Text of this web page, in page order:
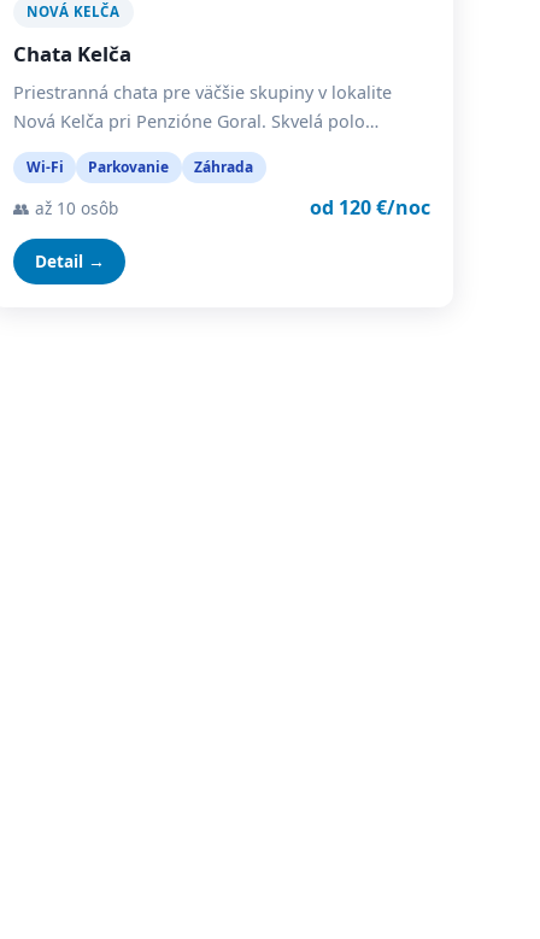
NOVÁ KELČA
Chata Kelča
Priestranná chata pre väčšie skupiny v lokalite
Nová Kelča pri Penzióne Goral. Skvelá polo…
Wi-Fi Parkovanie Záhrada
👥 až 10 osôb od 120 €/noc
Detail →